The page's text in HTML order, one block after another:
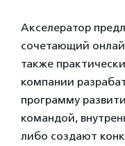
Акселератор
сочетающий
также
компании
программу
командой,
либо создают